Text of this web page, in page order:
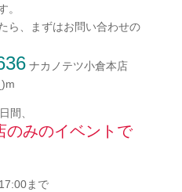
。
ら、まずはお問い合わせの
ナカノテツ小倉本店
間、
のみのイベントで
17:00まで